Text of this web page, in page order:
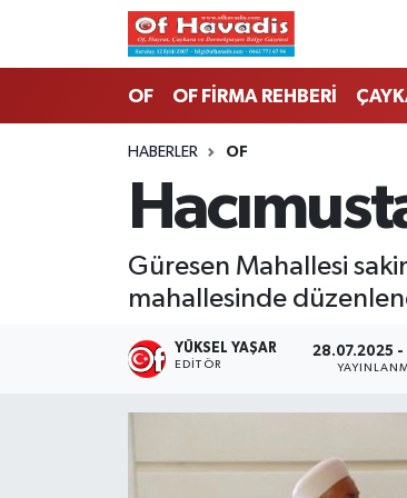
OF OF FİRMA REHBERİ
HABERLER OF
Güresen Mahallesi
mahallesinde
YÜKSEL YAŞAR
EDITÖR
28.07.2025 -
Trabzon Nöbetçi Eczaneler
Trabzon Namaz Vakitleri
Trabzon Trafik Yoğunluk Haritası
Süper Lig Puan Durumu ve Fikstür
Tüm Manşetler